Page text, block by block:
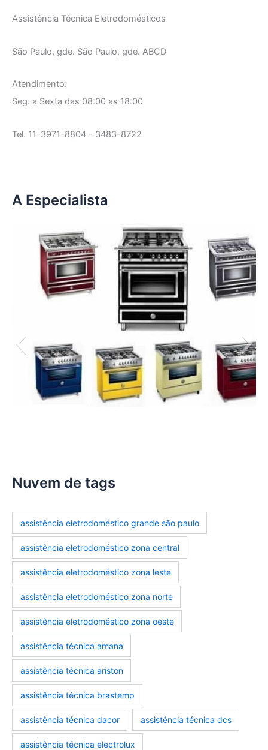
Assistência Técnica Eletrodomésticos
São Paulo, gde. São Paulo, gde. ABCD
Atendimento:
Seg. a Sexta das 08:00 as 18:00
Tel. 11-3971-8804 - 3483-8722
A Especialista
assistencia-tecnica-fogoes
assistencia-tecnica-eletrodomesticos
marcas-eletrodomesticos
Nuvem de tags
assistência eletrodoméstico grande são paulo
assistência eletrodoméstico zona central
assistência eletrodoméstico zona leste
assistência eletrodoméstico zona norte
assistência eletrodoméstico zona oeste
assistência técnica amana
assistência técnica ariston
assistência técnica brastemp
assistência técnica dacor assistência técnica dcs
assistência técnica electrolux